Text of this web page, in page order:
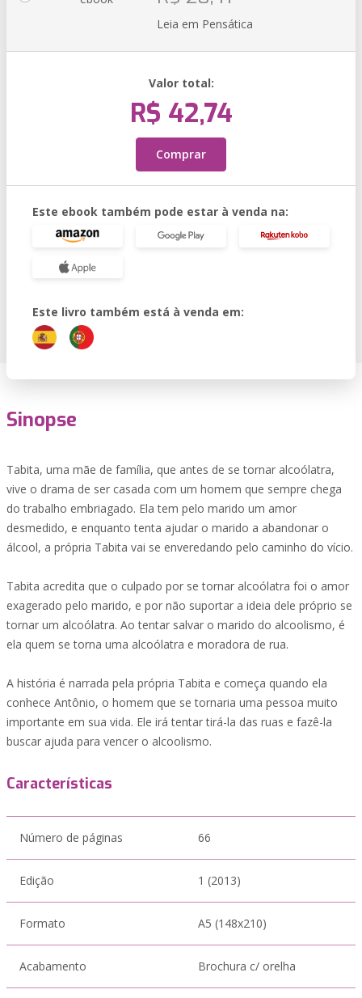
Leia em Pensática
Valor total:
R$ 42,74
Comprar
Este ebook também pode estar à venda na:
Este livro também está à venda em:
Sinopse
Tabita, uma mãe de família, que antes de se tornar alcoólatra,
vive o drama de ser casada com um homem que sempre chega
do trabalho embriagado. Ela tem pelo marido um amor
desmedido, e enquanto tenta ajudar o marido a abandonar o
álcool, a própria Tabita vai se enveredando pelo caminho do vício.
Tabita acredita que o culpado por se tornar alcoólatra foi o amor
exagerado pelo marido, e por não suportar a ideia dele próprio se
tornar um alcoólatra. Ao tentar salvar o marido do alcoolismo, é
ela quem se torna uma alcoólatra e moradora de rua.
A história é narrada pela própria Tabita e começa quando ela
conhece Antônio, o homem que se tornaria uma pessoa muito
importante em sua vida. Ele irá tentar tirá-la das ruas e fazê-la
buscar ajuda para vencer o alcoolismo.
Características
Número de páginas 66
Edição 1 (2013)
Formato A5 (148x210)
Acabamento Brochura c/ orelha